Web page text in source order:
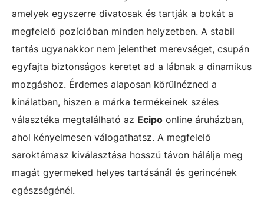
amelyek egyszerre divatosak és tartják a bokát a
megfelelő pozícióban minden helyzetben. A stabil
tartás ugyanakkor nem jelenthet merevséget, csupán
egyfajta biztonságos keretet ad a lábnak a dinamikus
mozgáshoz. Érdemes alaposan körülnézned a
kínálatban, hiszen a márka termékeinek széles
választéka megtalálható az Ecipo online áruházban,
ahol kényelmesen válogathatsz. A megfelelő
saroktámasz kiválasztása hosszú távon hálálja meg
magát gyermeked helyes tartásánál és gerincének
egészségénél.